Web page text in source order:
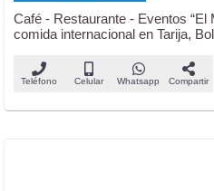
Café - Restaurante - Eventos “El
comida internacional en Tarija,
Teléfono Celular Whatsapp Compartir